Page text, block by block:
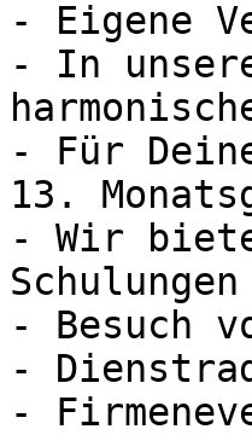
- Eigene
- In
- Für
13.
- Wir
Schulungen
- Besuch
-
-